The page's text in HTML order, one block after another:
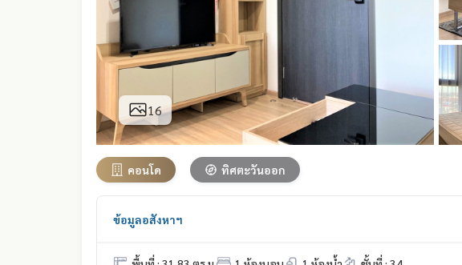
16
คอนโด ทิศตะวันออก
ข้อมูลอสังหาฯ